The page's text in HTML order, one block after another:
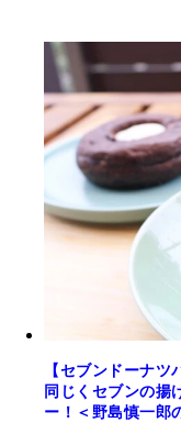
【セブンドーナ
同じくセブンの揚
ー！＜野島慎一郎